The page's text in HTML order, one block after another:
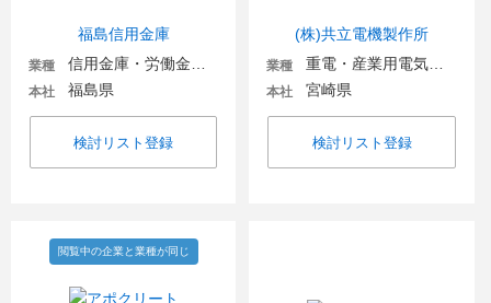
福島信用金庫
業種
本社 福島県
検討リスト登録
(株)共立電機製作所
業種
本社 宮崎県
検討リスト登録
閲覧中の企業と業種が同じ